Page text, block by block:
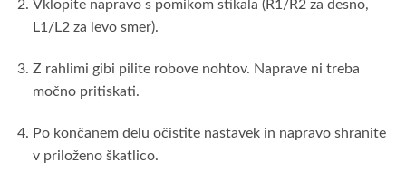
Vklopite napravo s pomikom stikala (R1/R2 za desno,
L1/L2 za levo smer).
Z rahlimi gibi pilite robove nohtov. Naprave ni treba
močno pritiskati.
Po končanem delu očistite nastavek in napravo shranite
v priloženo škatlico.